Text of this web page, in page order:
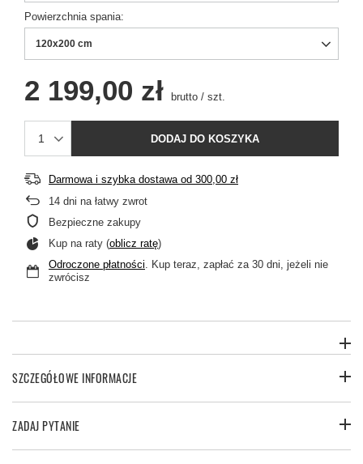
Powierzchnia spania
120x200 cm
2 199,00 zł brutto / szt.
DODAJ DO KOSZYKA
Darmowa i szybka dostawaod 300,00 zł
14 dni na łatwy zwrot
Bezpieczne zakupy
Kup na raty (oblicz ratę)
Odroczone płatności. Kup teraz, zapłać za 30 dni, jeżeli nie
zwrócisz
SZCZEGÓŁOWE INFORMACJE
ZADAJ PYTANIE